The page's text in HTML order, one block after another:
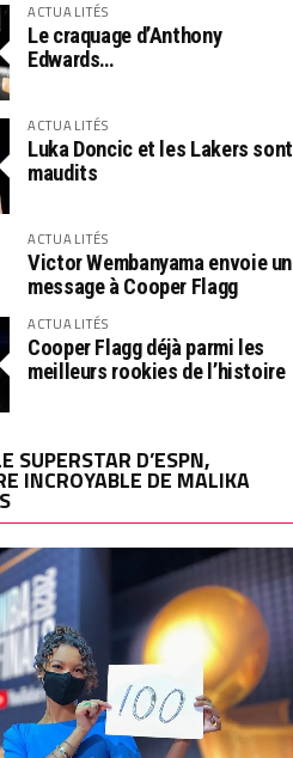
ACTUALITÉS
Le craquage d’Anthony
Edwards…
ACTUALITÉS
Luka Doncic et les Lakers sont
maudits
ACTUALITÉS
Victor Wembanyama envoie un
message à Cooper Flagg
ACTUALITÉS
Cooper Flagg déjà parmi les
meilleurs rookies de l’histoire
SUPERSTAR D’ESPN,
INCROYABLE DE MALIKA